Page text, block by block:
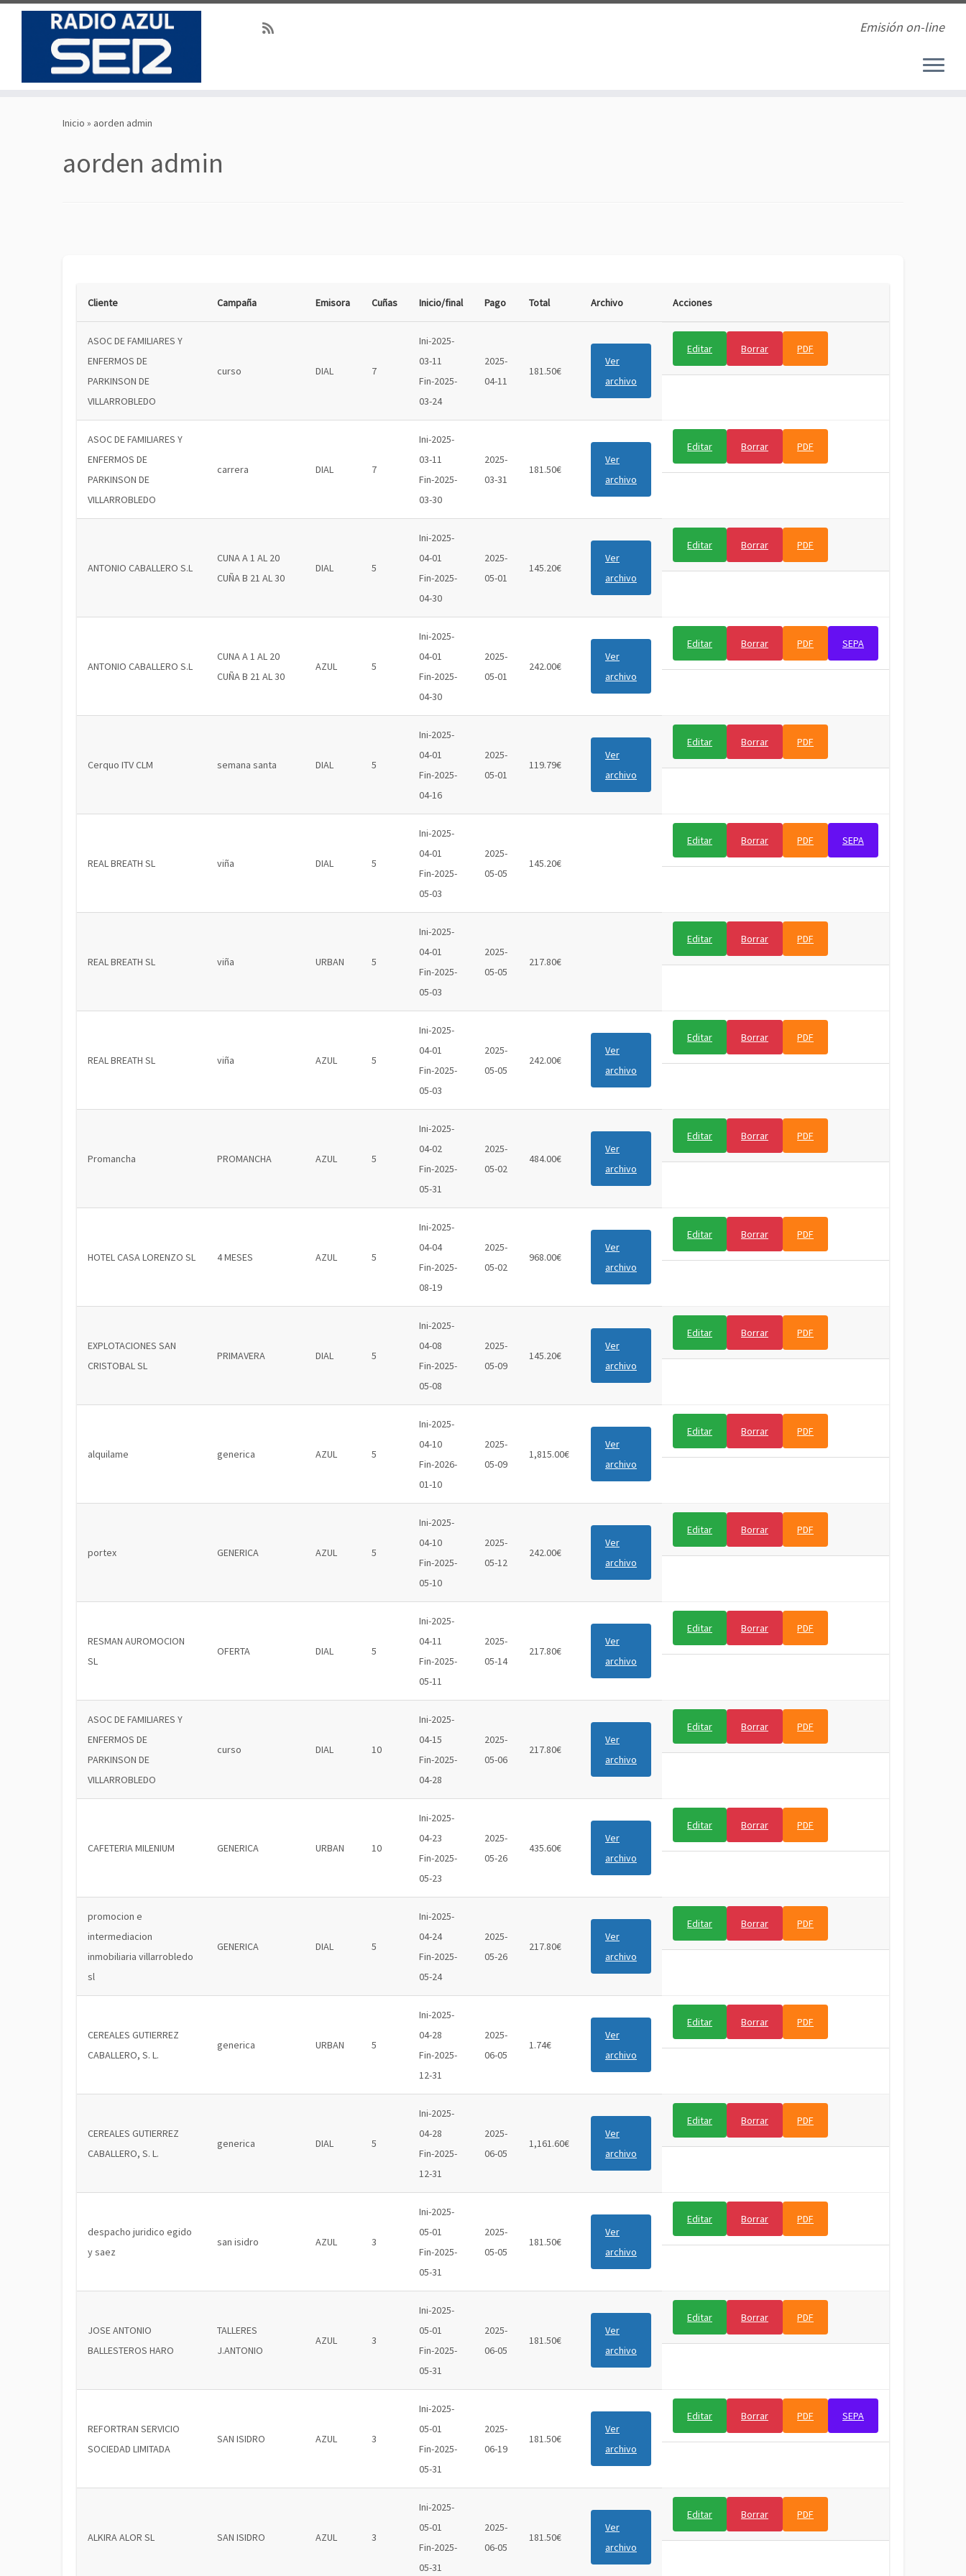
Emisión on-line
Inicio » aorden admin
aorden admin
Cliente Campaña Emisora Cuñas Inicio/final Pago Total Archivo Acciones
ASOC DE FAMILIARES Y
ENFERMOS DE
PARKINSON DE
VILLARROBLEDO
curso DIAL 7
Ini-2025-
03-11
Fin-2025-
03-24
2025-
04-11
181.50€
Ver
archivo
Editar Borrar PDF
ASOC DE FAMILIARES Y
ENFERMOS DE
PARKINSON DE
VILLARROBLEDO
carrera DIAL 7
Ini-2025-
03-11
Fin-2025-
03-30
2025-
03-31
181.50€
Ver
archivo
Editar Borrar PDF
ANTONIO CABALLERO S.L
CUNA A 1 AL 20
CUÑA B 21 AL 30
DIAL 5
Ini-2025-
04-01
Fin-2025-
04-30
2025-
05-01
145.20€
Ver
archivo
Editar Borrar PDF
ANTONIO CABALLERO S.L
CUNA A 1 AL 20
CUÑA B 21 AL 30
AZUL 5
Ini-2025-
04-01
Fin-2025-
04-30
2025-
05-01
242.00€
Ver
archivo
Editar Borrar PDF SEPA
Cerquo ITV CLM semana santa DIAL 5
Ini-2025-
04-01
Fin-2025-
04-16
2025-
05-01
119.79€
Ver
archivo
Editar Borrar PDF
REAL BREATH SL viña DIAL 5
Ini-2025-
04-01
Fin-2025-
05-03
2025-
05-05
145.20€
Editar Borrar PDF SEPA
REAL BREATH SL viña URBAN 5
Ini-2025-
04-01
Fin-2025-
05-03
2025-
05-05
217.80€
Editar Borrar PDF
REAL BREATH SL viña AZUL 5
Ini-2025-
04-01
Fin-2025-
05-03
2025-
05-05
242.00€
Ver
archivo
Editar Borrar PDF
Promancha PROMANCHA AZUL 5
Ini-2025-
04-02
Fin-2025-
05-31
2025-
05-02
484.00€
Ver
archivo
Editar Borrar PDF
HOTEL CASA LORENZO SL 4 MESES AZUL 5
Ini-2025-
04-04
Fin-2025-
08-19
2025-
05-02
968.00€
Ver
archivo
Editar Borrar PDF
EXPLOTACIONES SAN
CRISTOBAL SL
PRIMAVERA DIAL 5
Ini-2025-
04-08
Fin-2025-
05-08
2025-
05-09
145.20€
Ver
archivo
Editar Borrar PDF
alquilame generica AZUL 5
Ini-2025-
04-10
Fin-2026-
01-10
2025-
05-09
1,815.00€
Ver
archivo
Editar Borrar PDF
portex GENERICA AZUL 5
Ini-2025-
04-10
Fin-2025-
05-10
2025-
05-12
242.00€
Ver
archivo
Editar Borrar PDF
RESMAN AUROMOCION
SL
OFERTA DIAL 5
Ini-2025-
04-11
Fin-2025-
05-11
2025-
05-14
217.80€
Ver
archivo
Editar Borrar PDF
ASOC DE FAMILIARES Y
ENFERMOS DE
PARKINSON DE
VILLARROBLEDO
curso DIAL 10
Ini-2025-
04-15
Fin-2025-
04-28
2025-
05-06
217.80€
Ver
archivo
Editar Borrar PDF
CAFETERIA MILENIUM GENERICA URBAN 10
Ini-2025-
04-23
Fin-2025-
05-23
2025-
05-26
435.60€
Ver
archivo
Editar Borrar PDF
promocion e
intermediacion
inmobiliaria villarrobledo
sl
GENERICA DIAL 5
Ini-2025-
04-24
Fin-2025-
05-24
2025-
05-26
217.80€
Ver
archivo
Editar Borrar PDF
CEREALES GUTIERREZ
CABALLERO, S. L.
generica URBAN 5
Ini-2025-
04-28
Fin-2025-
12-31
2025-
06-05
1.74€
Ver
archivo
Editar Borrar PDF
CEREALES GUTIERREZ
CABALLERO, S. L.
generica DIAL 5
Ini-2025-
04-28
Fin-2025-
12-31
2025-
06-05
1,161.60€
Ver
archivo
Editar Borrar PDF
despacho juridico egido
y saez
san isidro AZUL 3
Ini-2025-
05-01
Fin-2025-
05-31
2025-
05-05
181.50€
Ver
archivo
Editar Borrar PDF
JOSE ANTONIO
BALLESTEROS HARO
TALLERES
J.ANTONIO
AZUL 3
Ini-2025-
05-01
Fin-2025-
05-31
2025-
06-05
181.50€
Ver
archivo
Editar Borrar PDF
REFORTRAN SERVICIO
SOCIEDAD LIMITADA
SAN ISIDRO AZUL 3
Ini-2025-
05-01
Fin-2025-
05-31
2025-
06-19
181.50€
Ver
archivo
Editar Borrar PDF SEPA
ALKIRA ALOR SL SAN ISIDRO AZUL 3
Ini-2025-
05-01
Fin-2025-
05-31
2025-
06-05
181.50€
Ver
archivo
Editar Borrar PDF